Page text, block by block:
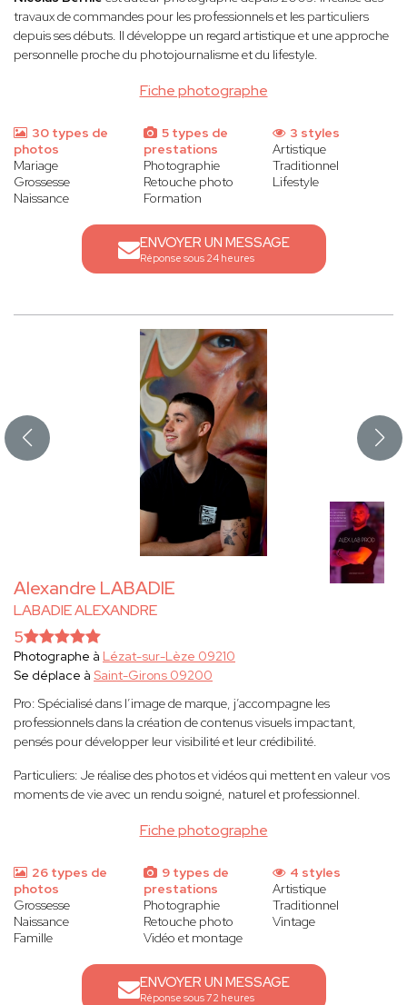
Fiche photographe
travaux de commandes pour les professionnels et les particuliers
depuis ses débuts. Il développe un regard artistique et une approche
personnelle proche du photojournalisme et du lifestyle.
30 types de
photos
Mariage
Grossesse
Naissance
5 types de
prestations
Photographie
Retouche photo
Formation
3 styles
Artistique
Traditionnel
Lifestyle
ENVOYER UN MESSAGE
Réponse sous 24 heures
Alexandre LABADIE
LABADIE ALEXANDRE
Fiche photographe
5
Photographe à Lézat-sur-Lèze 09210
Se déplace à Saint-Girons 09200
Pro: Spécialisé dans l’image de marque, j’accompagne les
professionnels dans la création de contenus visuels impactant,
pensés pour développer leur visibilité et leur crédibilité.
Particuliers: Je réalise des photos et vidéos qui mettent en valeur vos
moments de vie avec un rendu soigné, naturel et professionnel.
26 types de
photos
Grossesse
Naissance
Famille
9 types de
prestations
Photographie
Retouche photo
Vidéo et montage
4 styles
Artistique
Traditionnel
Vintage
ENVOYER UN MESSAGE
Réponse sous 72 heures